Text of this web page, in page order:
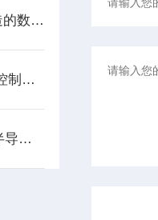
PLC是一种为工业环境打造的数字运算电子装置
140CPS21400可编程逻辑控制器的常见问题解决方法分享
西门子和英特尔将在良好半导体制造领域展开合作